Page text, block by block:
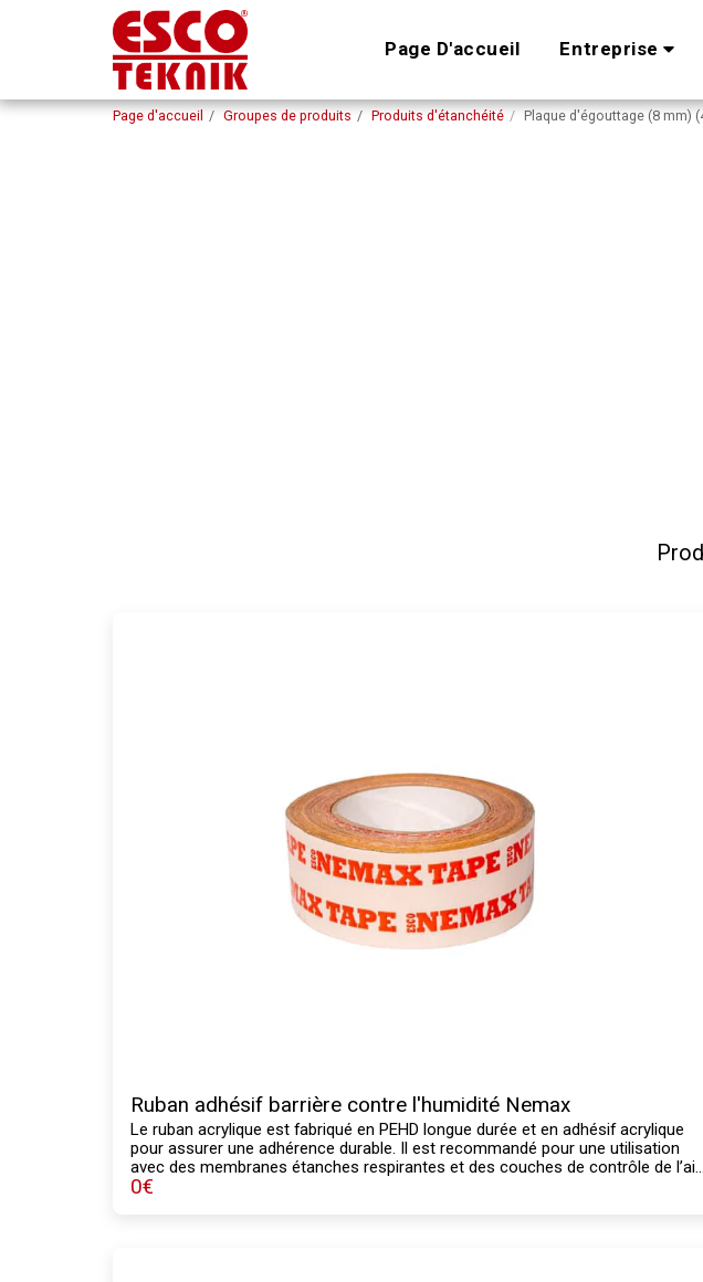
Page D'accueil Entreprise
Page d'accueil Groupes de produits Produits d'étanchéité Plaque d'égouttage (8 mm)
Ruban adhésif barrière contre l'humidité Nemax
Le ruban acrylique est fabriqué en PEHD longue durée et en adhésif acrylique
pour assurer une adhérence durable. Il est recommandé pour une utilisation
avec des membranes étanches respirantes et des couches de contrôle de l’air
et de la vapeur. Ce ruban acrylique simple face est utilisé pour sceller les
0€